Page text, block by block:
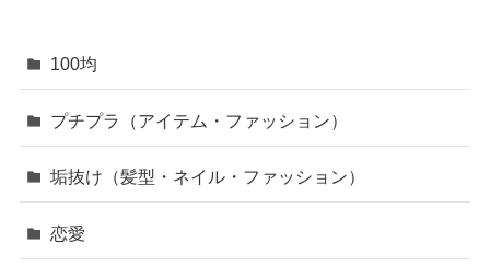
100均
プチプラ（アイテム・ファッション）
垢抜け（髪型・ネイル・ファッション）
恋愛